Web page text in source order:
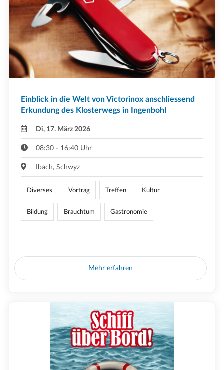
Einblick in die Welt von Victorinox anschliessend
Erkundung des Klosterwegs in Ingenbohl
Di, 17. März 2026
08:30 - 16:40 Uhr
Ibach, Schwyz
Diverses Vortrag Treffen Kultur
Bildung Brauchtum Gastronomie
Mehr erfahren